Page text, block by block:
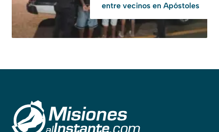
entre vecinos en Apóstoles